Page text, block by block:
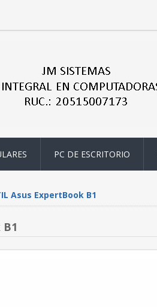
PC DE ESCRITORIO
Asus ExpertBook B1